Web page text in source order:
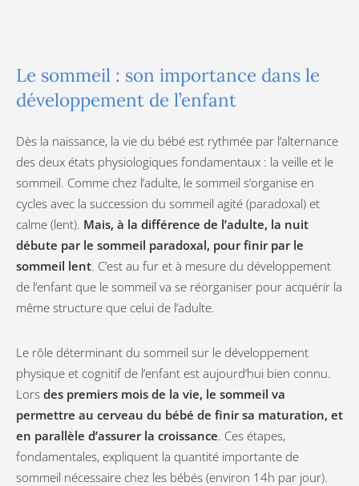
Le sommeil : son importance dans le
développement de l’enfant
Dès la naissance, la vie du bébé est rythmée par l’alternance
des deux états physiologiques fondamentaux : la veille et le
sommeil. Comme chez l’adulte, le sommeil s’organise en
cycles avec la succession du sommeil agité (paradoxal) et
calme (lent). Mais, à la différence de l’adulte, la nuit
débute par le sommeil paradoxal, pour finir par le
sommeil lent. C’est au fur et à mesure du développement
de l’enfant que le sommeil va se réorganiser pour acquérir la
même structure que celui de l’adulte.
Le rôle déterminant du sommeil sur le développement
physique et cognitif de l’enfant est aujourd’hui bien connu.
Lors des premiers mois de la vie, le sommeil va
permettre au cerveau du bébé de finir sa maturation, et
en parallèle d’assurer la croissance. Ces étapes,
fondamentales, expliquent la quantité importante de
sommeil nécessaire chez les bébés (environ 14h par jour).